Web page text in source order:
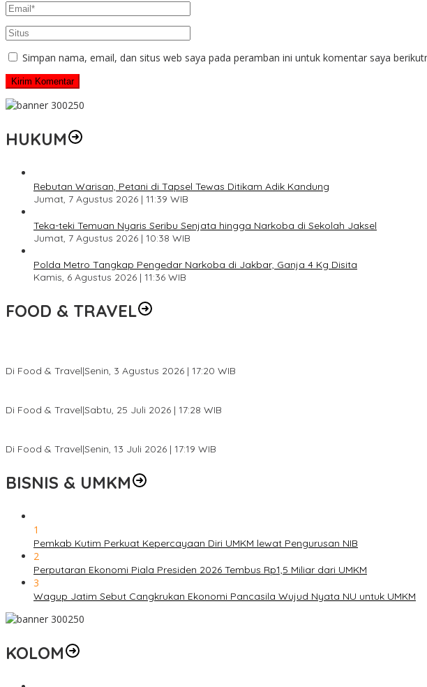
Simpan nama, email, dan situs web saya pada peramban ini untuk komentar saya
HUKUM
Rebutan Warisan, Petani di Tapsel Tewas Ditikam Adik Kandung
Jumat, 7 Agustus 2026 | 11:39 WIB
Teka-teki Temuan Nyaris Seribu Senjata hingga Narkoba di Sekolah Jaksel
Jumat, 7 Agustus 2026 | 10:38 WIB
Polda Metro Tangkap Pengedar Narkoba di Jakbar, Ganja 4 Kg Disita
Kamis, 6 Agustus 2026 | 11:36 WIB
FOOD & TRAVEL
Di Food & Travel|Senin, 3 Agustus 2026 | 17:20 WIB
Di Food & Travel|Sabtu, 25 Juli 2026 | 17:28 WIB
Di Food & Travel|Senin, 13 Juli 2026 | 17:19 WIB
BISNIS & UMKM
1
Pemkab Kutim Perkuat Kepercayaan Diri UMKM lewat Pengurusan NIB
2
Perputaran Ekonomi Piala Presiden 2026 Tembus Rp1,5 Miliar dari UMKM
3
Wagup Jatim Sebut Cangkrukan Ekonomi Pancasila Wujud Nyata NU untuk UMKM
KOLOM